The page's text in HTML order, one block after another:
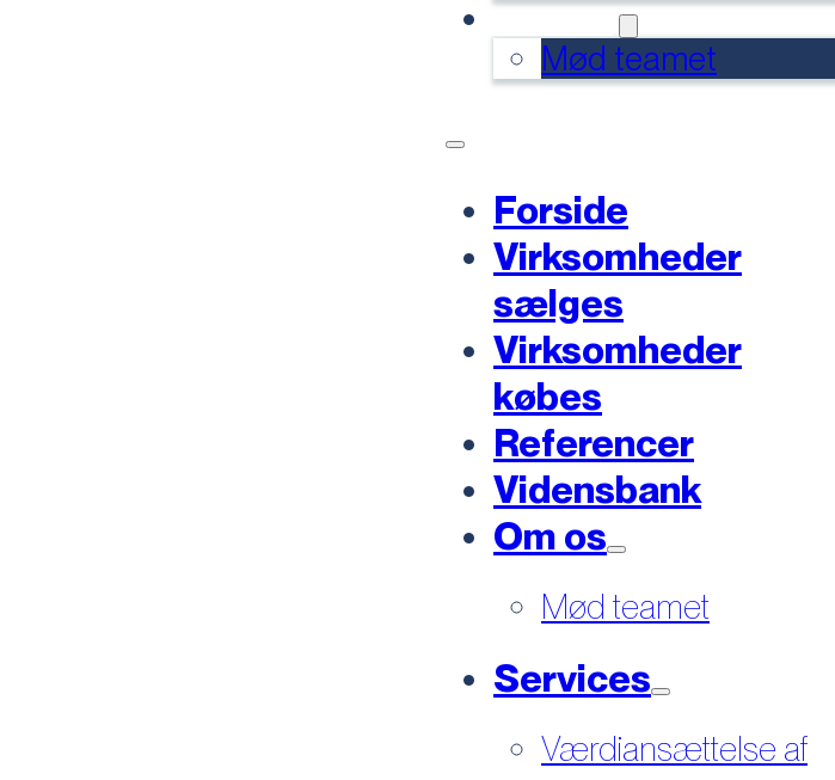
Mød teamet
Forside
Virksomheder
sælges
Virksomheder
købes
Referencer
Vidensbank
Om os
Mød teamet
Services
Værdiansættelse af